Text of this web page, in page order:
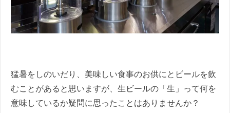
猛暑をしのいだり、美味しい食事のお供にとビールを飲
むことがあると思いますが、生ビールの「生」って何を
意味しているか疑問に思ったことはありませんか？